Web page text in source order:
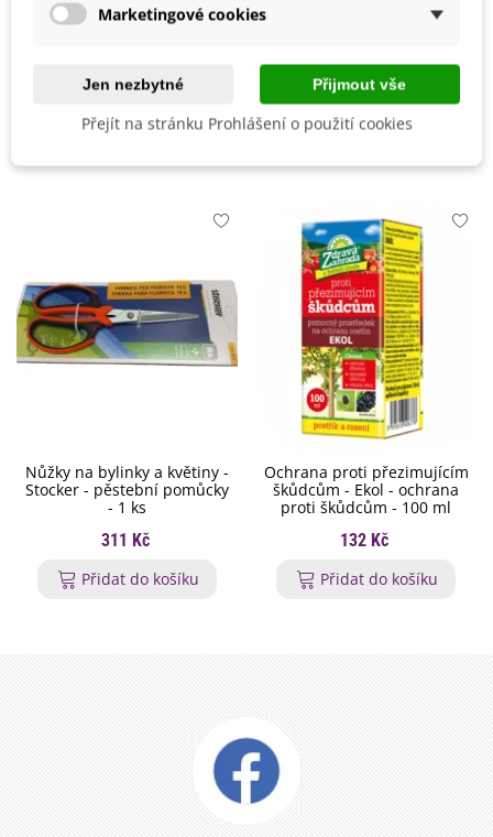
Letničky
Mohlo by se také hodit
Nůžky na bylinky a květiny -
Stocker - pěstební pomůcky
- 1 ks
311 Kč
Přidat do košíku
Ochrana proti přezimujícím
škůdcům - Ekol - ochrana
proti škůdcům - 100 ml
132 Kč
Přidat do košíku
Marketingové cookies
Jen nezbytné Přijmout vše
Přejít na stránku Prohlášení o použití cookies